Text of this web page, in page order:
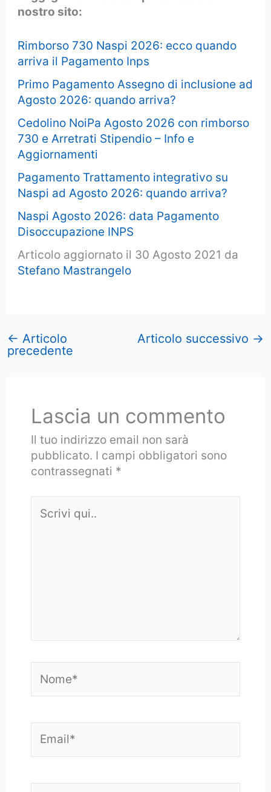
nostro sito:
Rimborso 730 Naspi 2026: ecco quando
arriva il Pagamento Inps
Primo Pagamento Assegno di inclusione ad
Agosto 2026: quando arriva?
Cedolino NoiPa Agosto 2026 con rimborso
730 e Arretrati Stipendio – Info e
Aggiornamenti
Pagamento Trattamento integrativo su
Naspi ad Agosto 2026: quando arriva?
Naspi Agosto 2026: data Pagamento
Disoccupazione INPS
Articolo aggiornato il 30 Agosto 2021 da
Stefano Mastrangelo
← Articolo
precedente
Articolo successivo →
Lascia un commento
Il tuo indirizzo email non sarà
pubblicato. I campi obbligatori sono
contrassegnati *
qui..